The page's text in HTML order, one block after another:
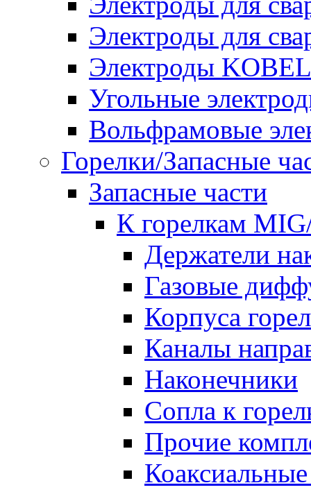
Электроды для
Электроды
Угольные
Вольфрамовые
Горелки/Запасные
Запасные части
К горелкам
Держатели
Газовые
Корпуса
Каналы
Наконечники
Сопла к
Прочие